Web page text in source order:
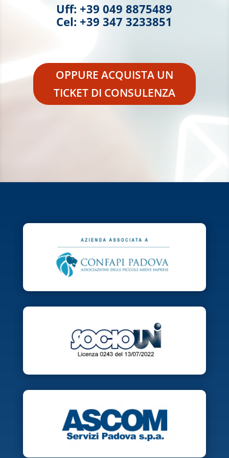
Uff: +39 049 8875489
Cel: +39 347 3233851
OPPURE ACQUISTA UN
TICKET DI CONSULENZA